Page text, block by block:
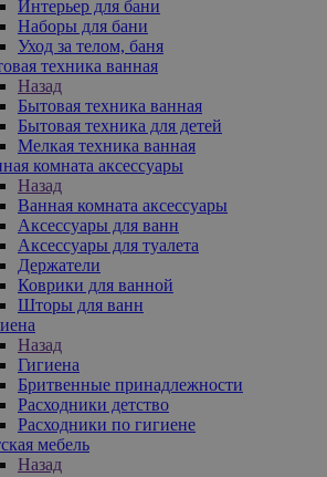
Интерьер для бани
Наборы для бани
Уход за телом, баня
техника ванная
Назад
Бытовая техника ванная
Бытовая техника для детей
Мелкая техника ванная
комната аксессуары
Назад
Ванная комната аксессуары
Аксессуары для ванн
Аксессуары для туалета
Держатели
Коврики для ванной
Шторы для ванн
Назад
Гигиена
Бритвенные принадлежности
Расходники детство
Расходники по гигиене
мебель
Назад